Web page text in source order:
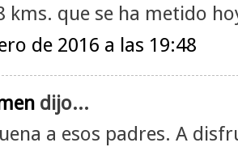
kms. que se ha metido
de 2016 a las 19:48
dijo...
a esos padres. A